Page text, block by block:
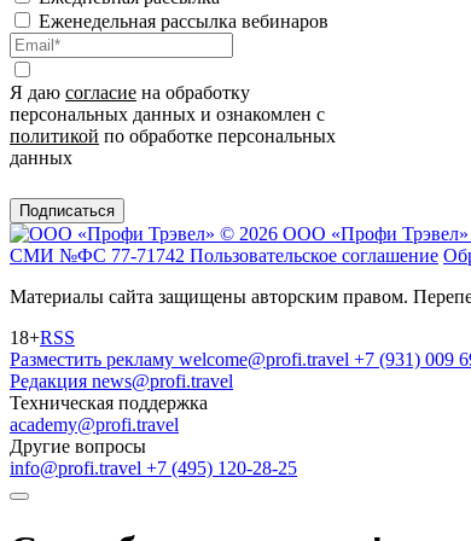
Еженедельная рассылка вебинаров
Я даю согласие на обработку
персональных данных и ознакомлен с
политикой по обработке персональных
данных
Подписаться
© 2026 ООО «Профи Трэвeл»
СМИ №ФС 77-71742 Пользовательское соглашение
Материалы сайта защищены авторским правом.
18+RSS
Разместить рекламу welcome@profi.travel +7 (931) 009
Редакция news@profi.travel
Техническая поддержка
academy@profi.travel
Другие вопросы
info@profi.travel +7 (495) 120-28-25